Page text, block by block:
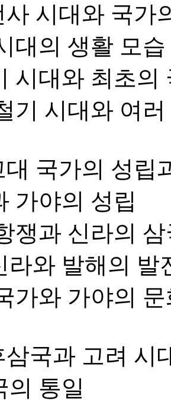
사 시대와 국가
대의 생활 모습
시대와 최초의
기 시대와 여
대 국가의 성립
가야의 성립
쟁과 신라의
라와 발해의 발
가와 가야의
삼국과 고려 시
의 통일